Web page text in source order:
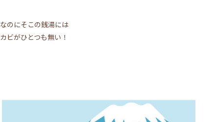
サロンについて
トップページ
MEDIA
なのにそこの銭湯には
カビがひとつも無い！